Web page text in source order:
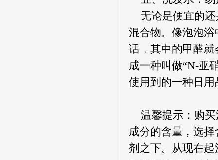
无论是便宜的还
混合物。像泡泡
话，其中的甲醛
成一种叫做“N-亚
使用到的一种日
温馨提示：购买
成分的含量，选
剂之下。从现在